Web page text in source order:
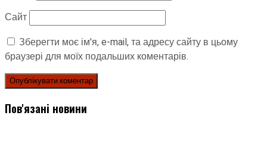
Сайт
Зберегти моє ім'я, e-mail, та адресу сайту в цьому
браузері для моїх подальших коментарів.
Пов'язані новини